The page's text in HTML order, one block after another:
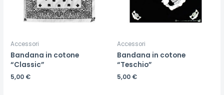
Accessori
Bandana in cotone
“Classic”
5,00 €
Accessori
Bandana in cotone
“Teschio”
5,00 €